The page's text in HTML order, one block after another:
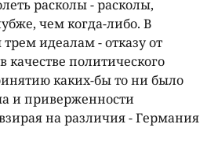
расколы - расколы,
чем когда-либо. В
идеалам - отказу от
политического
каких-бы то ни было
и приверженности
на различия - Германия